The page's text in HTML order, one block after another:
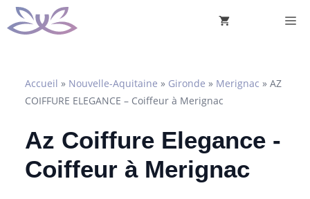
Aller
au
Accueil » Nouvelle-Aquitaine » Gironde » Merignac » AZ
COIFFURE ELEGANCE – Coiffeur à Merignac
Az Coiffure Elegance -
Coiffeur à Merignac